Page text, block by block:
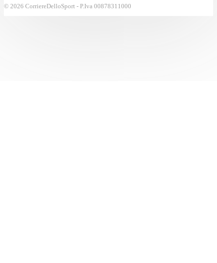
© 2026 CorriereDelloSport - P.Iva 00878311000